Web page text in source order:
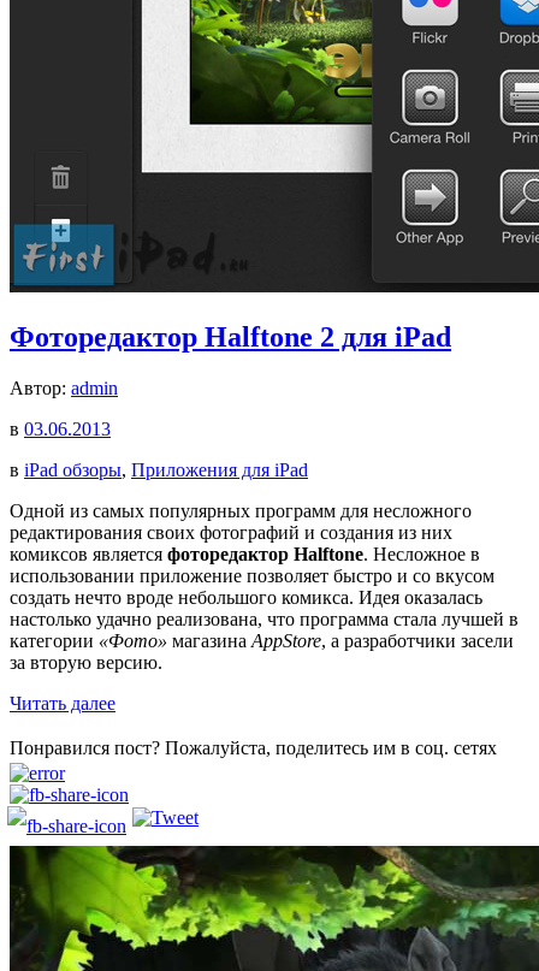
Фоторедактор Halftone 2 для iPad
Автор: admin
в 03.06.2013
в iPad обзоры, Приложения для iPad
Одной из самых популярных программ для несложного
редактирования своих фотографий и создания из них
комиксов является фоторедактор Halftone. Несложное в
использовании приложение позволяет быстро и со вкусом
создать нечто вроде небольшого комикса. Идея оказалась
настолько удачно реализована, что программа стала лучшей в
категории «Фото» магазина AppStore, а разработчики засели
за вторую версию.
Читать далее
Понравился пост? Пожалуйста, поделитесь им в соц. сетях